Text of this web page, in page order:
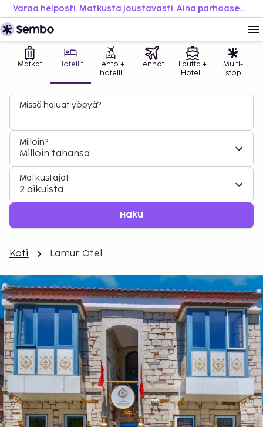
Varaa helposti. Matkusta joustavasti. Aina parhaaseen hintaan.
Matkat Hotellit
Lento +
hotelli
Lennot
Lautta +
Hotelli
Multi-
stop
Missä haluat yöpyä?
Milloin?
Milloin tahansa
Matkustajat
2 aikuista
Haku
Koti Lamur Otel